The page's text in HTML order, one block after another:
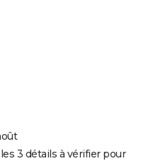
3 détails à vérifier pour